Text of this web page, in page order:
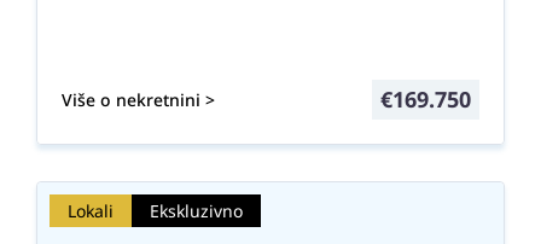
Više o nekretnini > €169.750
Lokali Ekskluzivno